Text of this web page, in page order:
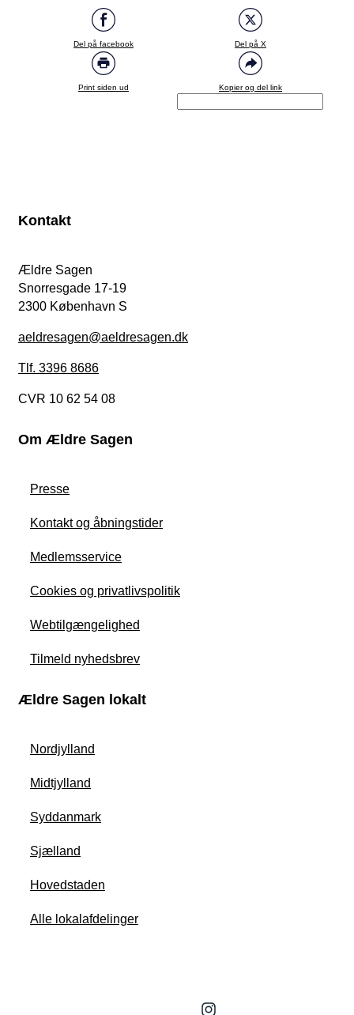
Del på facebook Del på X
Print siden ud Kopier og del link
Kontakt
Ældre Sagen
Snorresgade 17-19
2300 København S
aeldresagen@aeldresagen.dk
Tlf. 3396 8686
CVR 10 62 54 08
Om Ældre Sagen
Presse
Kontakt og åbningstider
Medlemsservice
Cookies og privatlivspolitik
Webtilgængelighed
Tilmeld nyhedsbrev
Ældre Sagen lokalt
Nordjylland
Midtjylland
Syddanmark
Sjælland
Hovedstaden
Alle lokalafdelinger